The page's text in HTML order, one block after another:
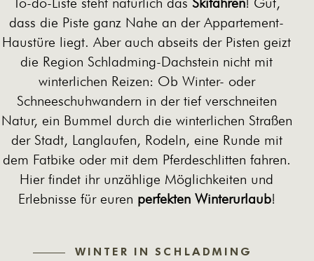
dass die Piste ganz Nahe an der Appartement-
Haustüre liegt. Aber auch abseits der Pisten geizt
die Region Schladming-Dachstein nicht mit
winterlichen Reizen: Ob Winter- oder
Schneeschuhwandern in der tief verschneiten
Natur, ein Bummel durch die winterlichen Straßen
der Stadt, Langlaufen, Rodeln, eine Runde mit
dem Fatbike oder mit dem Pferdeschlitten fahren.
Hier findet ihr unzählige Möglichkeiten und
Erlebnisse für euren perfekten Winterurlaub!
WINTER IN SCHLADMING